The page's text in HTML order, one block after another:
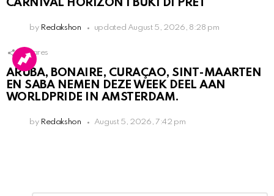
CARNIVAL HORIZON I BUKI DI PRÈT
by Redakshon updated August 5, 2026, 8:28 pm
Shares
ARUBA, BONAIRE, CURAÇAO, SINT-MAARTEN
EN SABA NEMEN DEZE WEEK DEEL AAN
WORLDPRIDE IN AMSTERDAM.
by Redakshon August 5, 2026, 7:42 pm